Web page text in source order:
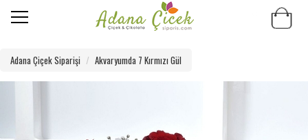
Adana Çiçek Siparişi Akvaryumda 7 Kırmızı Gül